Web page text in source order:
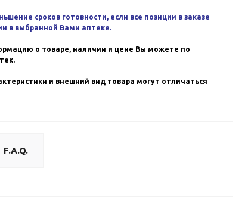
сроков готовности, если все позиции в заказе
в выбранной Вами аптеке.
о товаре, наличии и цене Вы можете по
и внешний вид товара могут отличаться
F.A.Q.